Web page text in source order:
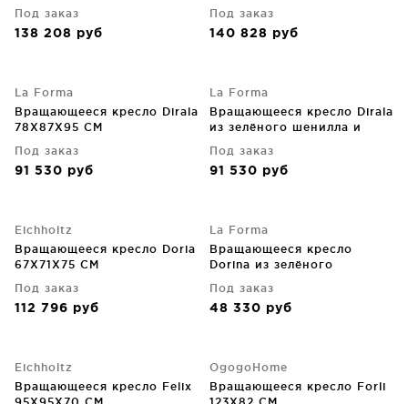
Под заказ
138 208 руб
Под заказ
140 828 руб
La Forma
Вращающееся кресло Dirala
78X87X95 CM
Под заказ
91 530 руб
La Forma
Вращающееся кресло Dirala
из зелёного шенилла и
78X87X95 CM
Под заказ
91 530 руб
Eichholtz
Вращающееся кресло Doria
67X71X75 CM
Под заказ
112 796 руб
La Forma
Вращающееся кресло
Dorina из зелёного
ножках 61.5X60X80 CM
Под заказ
48 330 руб
Eichholtz
Вращающееся кресло Felix
OgogoHome
Вращающееся кресло Forli